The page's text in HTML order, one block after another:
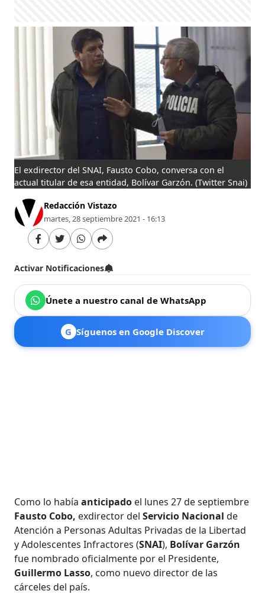
El exdirector del SNAI, Fausto Cobo, conversa con el
actual titular de esa entidad, Bolívar Garzón. (Twitter Snai)
Redacción Vistazo
martes, 28 septiembre 2021 - 16:13
Activar Notificaciones
Únete a nuestro canal de WhatsApp
G Síguenos en Google Discover
Como lo habíaanticipado el lunes 27 de septiembre
Fausto Cobo, exdirector delServicio Nacional de
Atención a Personas Adultas Privadas de la Libertad
y Adolescentes Infractores (SNAI), Bolívar Garzón
fue nombrado oficialmente por el Presidente,
Guillermo Lasso, como nuevo director de las
cárceles del país.